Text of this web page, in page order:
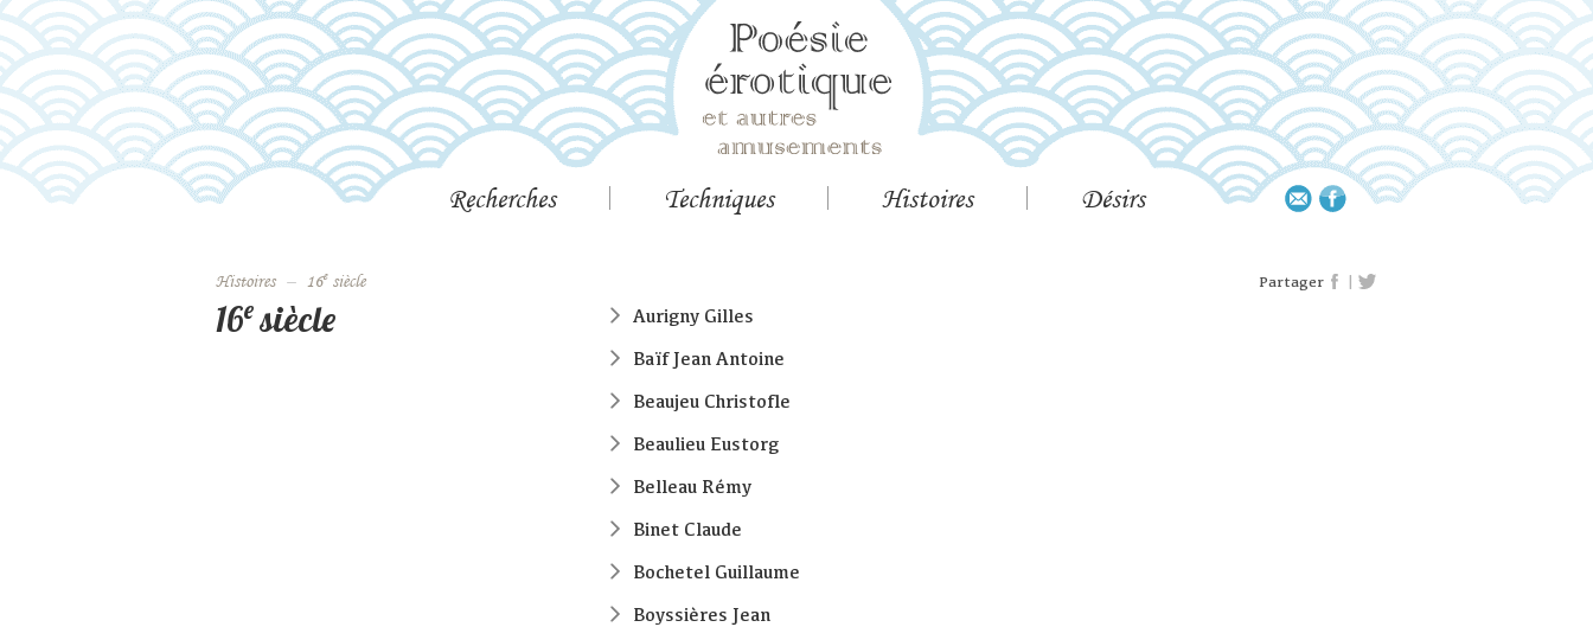
Recherches Techniques Histoires Désirs
histoires – 16esiècle Partager |
16esiècle
Aurigny Gilles
Baïf Jean Antoine
Beaujeu Christofle
Beaulieu Eustorg
Belleau Rémy
Binet Claude
Bochetel Guillaume
Boyssières Jean